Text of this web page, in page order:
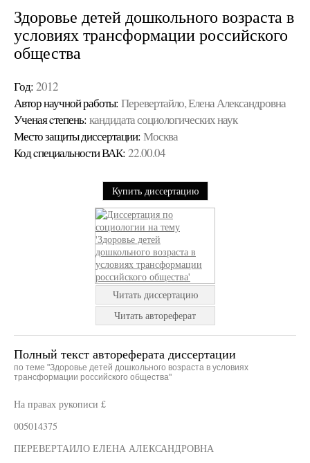
Здоровье детей дошкольного возраста в
условиях трансформации российского
общества
Год: 2012
Автор научной работы: Перевертайло, Елена Александровна
Ученая cтепень: кандидата социологических наук
Место защиты диссертации: Москва
Код cпециальности ВАК: 22.00.04
Купить диссертацию
Читать диссертацию
Читать автореферат
Полный текст автореферата диссертации
по теме "Здоровье детей дошкольного возраста в условиях
трансформации российского общества"
На правах рукописи £
005014375
ПЕРЕВЕРТАИЛО ЕЛЕНА АЛЕКСАНДРОВНА